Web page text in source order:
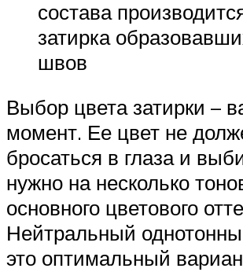
состава
затирка
швов
Выбор цвета затирки –
момент. Ее цвет не
бросаться в глаза и
нужно на несколько
основного цветового
Нейтральный
это оптимальный